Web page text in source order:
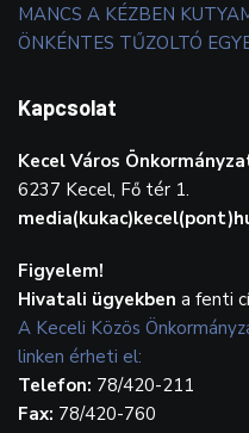
MANCS A KÉZBEN
ÖNKÉNTES TŰZOLTÓ
Kapcsolat
Kecel Város
6237 Kecel, Fő tér 1.
Figyelem!
Hivatali ügyekben a fenti
A Keceli Közös
linken érheti el:
Telefon: 78/420-211
Fax: 78/420-760